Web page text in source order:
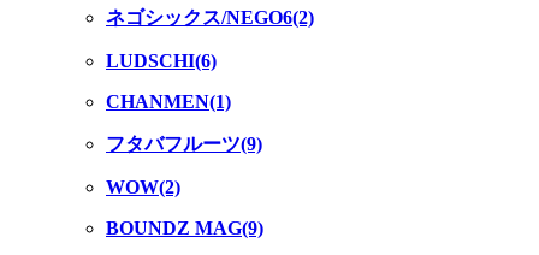
ネゴシックス/NEGO6(2)
LUDSCHI(6)
CHANMEN(1)
フタバフルーツ(9)
WOW(2)
BOUNDZ MAG(9)